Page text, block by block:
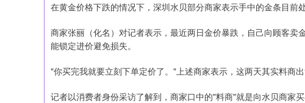
在黄金价格下跌的情况下，深圳水贝部分商家表示手中的金条目前
商家张丽（化名）对记者表示，最近两日金价暴跌，自己向顾客
能锁定进价避免损失。
"你买完我就要立刻下单定价了。"上述商家表示，这两天其实料商
记者以消费者身份采访了解到，商家口中的"料商"就是向水贝商家